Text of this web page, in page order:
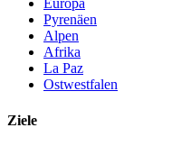
Europa
Pyrenäen
Alpen
Afrika
La Paz
Ostwestfalen
Ziele